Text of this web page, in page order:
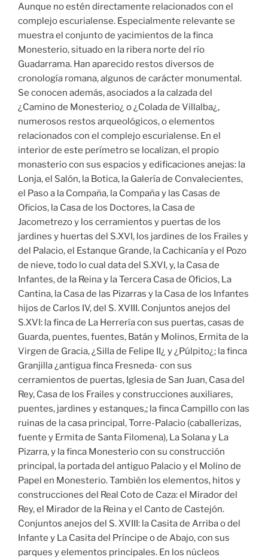
Aunque no estén directamente relacionados con el
complejo escurialense. Especialmente relevante se
muestra el conjunto de yacimientos de la finca
Monesterio, situado en la ribera norte del río
Guadarrama. Han aparecido restos diversos de
cronología romana, algunos de carácter monumental.
Se conocen además, asociados a la calzada del
¿Camino de Monesterio¿ o ¿Colada de Villalba¿,
numerosos restos arqueológicos, o elementos
relacionados con el complejo escurialense. En el
interior de este perímetro se localizan, el propio
monasterio con sus espacios y edificaciones anejas: la
Lonja, el Salón, la Botica, la Galería de Convalecientes,
el Paso a la Compaña, la Compaña y las Casas de
Oficios, la Casa de los Doctores, la Casa de
Jacometrezo y los cerramientos y puertas de los
jardines y huertas del S.XVI, los jardines de los Frailes y
del Palacio, el Estanque Grande, la Cachicanía y el Pozo
de nieve, todo lo cual data del S.XVI, y, la Casa de
Infantes, de la Reina y la Tercera Casa de Oficios, La
Cantina, la Casa de las Pizarras y la Casa de los Infantes
hijos de Carlos IV, del S. XVIII. Conjuntos anejos del
S.XVI: la finca de La Herrería con sus puertas, casas de
Guarda, puentes, fuentes, Batán y Molinos, Ermita de la
Virgen de Gracia, ¿Silla de Felipe II¿ y ¿Púlpito¿; la finca
Granjilla ¿antigua finca Fresneda- con sus
cerramientos de puertas, Iglesia de San Juan, Casa del
Rey, Casa de los Frailes y construcciones auxiliares,
puentes, jardines y estanques,; la finca Campillo con las
ruinas de la casa principal, Torre-Palacio (caballerizas,
fuente y Ermita de Santa Filomena), La Solana y La
Pizarra, y la finca Monesterio con su construcción
principal, la portada del antiguo Palacio y el Molino de
Papel en Monesterio. También los elementos, hitos y
construcciones del Real Coto de Caza: el Mirador del
Rey, el Mirador de la Reina y el Canto de Castejón.
Conjuntos anejos del S. XVIII: la Casita de Arriba o del
Infante y La Casita del Príncipe o de Abajo, con sus
parques y elementos principales. En los núcleos